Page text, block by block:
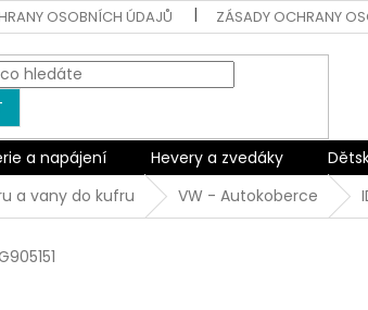
OSOBNÍCH ÚDAJŮ ZÁSADY OCHRANY
a napájení Hevery a zvedáky
a vany do kufru VW - Autokoberce